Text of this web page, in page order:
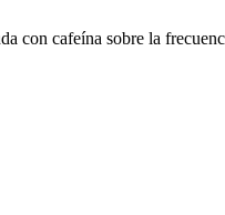
cafeína sobre la